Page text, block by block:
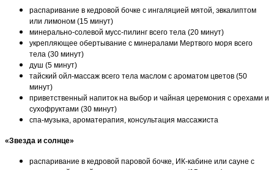
распаривание в кедровой бочке с ингаляцией мятой, эвкалиптом
или лимоном (15 минут)
минерально-солевой мусс-пилинг всего тела (20 минут)
укрепляющее обертывание с минералами Мертвого моря всего
тела (30 минут)
душ (5 минут)
тайский ойл-массаж всего тела маслом с ароматом цветов (50
минут)
приветственный напиток на выбор и чайная церемония с орехами и
сухофруктами (30 минут)
спа-музыка, ароматерапия, консультация массажиста
«Звезда и солнце»
распаривание в кедровой паровой бочке, ИК-кабине или сауне с